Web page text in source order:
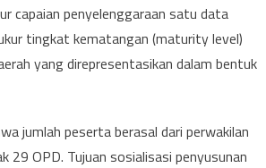
capaian penyelenggaraan satu data
tingkat kematangan (maturity level)
yang direpresentasikan dalam bentuk
jumlah peserta berasal dari perwakilan
29 OPD. Tujuan sosialisasi penyusunan